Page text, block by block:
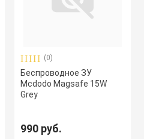
воздуха
(0)
Беспроводное ЗУ
Mcdodo Magsafe 15W
Grey
990 руб.